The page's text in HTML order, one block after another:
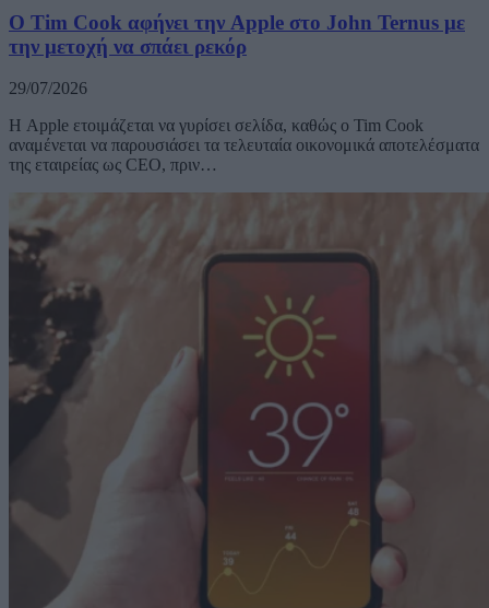
O Tim Cook αφήνει την Apple στο John Ternus με
την μετοχή να σπάει ρεκόρ
29/07/2026
Η Apple ετοιμάζεται να γυρίσει σελίδα, καθώς ο Tim Cook
αναμένεται να παρουσιάσει τα τελευταία οικονομικά αποτελέσματα
της εταιρείας ως CEO, πριν…